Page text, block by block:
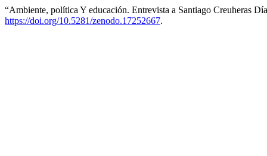
“Ambiente, política Y educación. Entrevista a Santiago Creuheras
https://doi.org/10.5281/zenodo.17252667.